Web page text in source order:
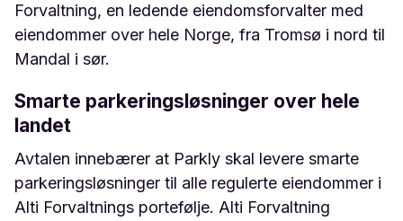
Forvaltning, en ledende eiendomsforvalter med
eiendommer over hele Norge, fra Tromsø i nord til
Mandal i sør.
Smarte parkeringsløsninger over hele
landet
Avtalen innebærer at Parkly skal levere smarte
parkeringsløsninger til alle regulerte eiendommer i
Alti Forvaltnings portefølje. Alti Forvaltning